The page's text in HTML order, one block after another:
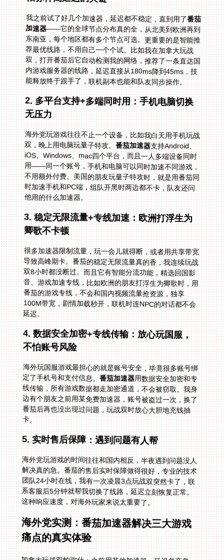
我之前试了好几个加速器，延迟都不稳定，直到用了番茄
加速器——它的全球节点分布真的全，从北美到欧洲再到
东南亚，每个地区都有多个节点可选。更重要的是智能推
荐最优线路，不用自己一个个试。比如我在加拿大玩战
双，打开番茄后它自动检测我的网络，推荐了一条直达国
内游戏服务器的线路，延迟直接从180ms降到45ms，技
能释放终于跟手了，联机副本也能和队友同步操作。
2. 多平台支持+多端同时用：手机电脑切换
无压力
海外党玩游戏往往不止一个设备，比如我白天用手机玩战
双，晚上用电脑玩量子特攻。番茄加速器支持Android、
iOS、Windows、mac四个平台，而且一人多端设备同时
用——同一个账号，手机和电脑可以同时加速不同游戏，
不用额外付费。美国的朋友玩量子特攻时，就是用番茄同
时加速手机和PC端，组队开黑时两边都不卡，队友还问
他用的什么加速器。
3. 稳定无限流量+专线加速：欧洲打浮生为
卿歌不卡顿
很多加速器限制流量，玩一会儿就得断，或者用共享带宽
导致高峰期卡。番茄的稳定无限流量真的香，我连续玩战
双8小时都没断过。而且它有智能分流功能，精选回国影
音、游戏加速专线，比如欧洲的朋友打浮生为卿歌时，用
番茄的游戏专线，不会和国内视频流量抢资源，独享
100M带宽，剧情加载秒开，联机时连NPC的对话都不会
延迟。
4. 数据安全加密+专线传输：放心玩国服，
不怕账号风险
海外玩国服游戏最担心的就是账号安全，毕竟很多账号绑
定了手机号和支付信息。番茄加速器用数据安全加密和专
线传输，所有游戏数据都走加密通道，不会被窃取。我身
边有个朋友之前用某免费加速器，账号被盗过一次，换了
番茄后再也没出现过问题，玩战双时放心大胆地充钱抽
卡。
5. 实时售后保障：遇到问题有人帮
海外党玩游戏的时间往往和国内相反，半夜遇到问题没人
解决真的急。番茄的售后实时保障做得很好，专业的技术
团队24小时在线，我有一次凌晨3点玩战双突然卡了，联
系客服后5分钟就帮我切换了线路，延迟立刻恢复正常。
这种响应速度，对海外玩家来说太重要了。
海外党实测：番茄加速器解决三大游戏
痛点的真实体验